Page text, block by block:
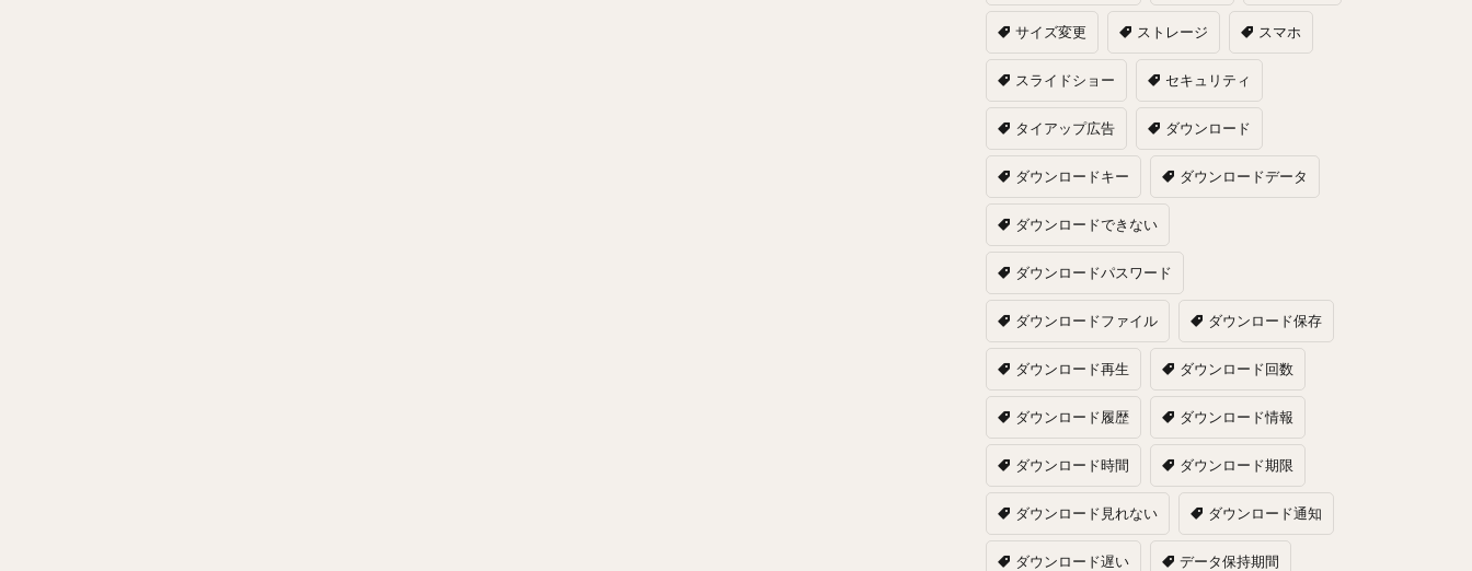
サイズ変更 ストレージ スマホ
スライドショー セキュリティ
タイアップ広告 ダウンロード
ダウンロードキー ダウンロードデータ
ダウンロードできない
ダウンロードパスワード
ダウンロードファイル ダウンロード保存
ダウンロード再生 ダウンロード回数
ダウンロード履歴 ダウンロード情報
ダウンロード時間 ダウンロード期限
ダウンロード見れない ダウンロード通知
ダウンロード遅い データ保持期間